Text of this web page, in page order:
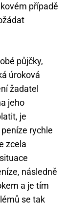
případě
půjčky,
úroková
žadatel
jeho
je
rychle
zcela
následně
a je tím
se tak